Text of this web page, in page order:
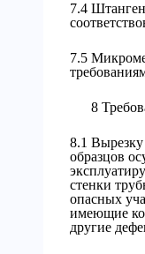
7.4
7.5
8
8.1 Вырезку
образцов
стенки
опасных
имеющие
другие